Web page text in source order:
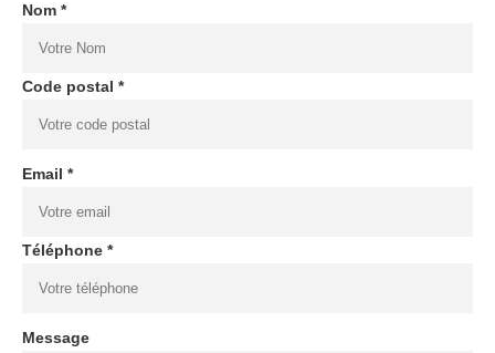
Nom *
Code postal *
Email *
Téléphone *
Message